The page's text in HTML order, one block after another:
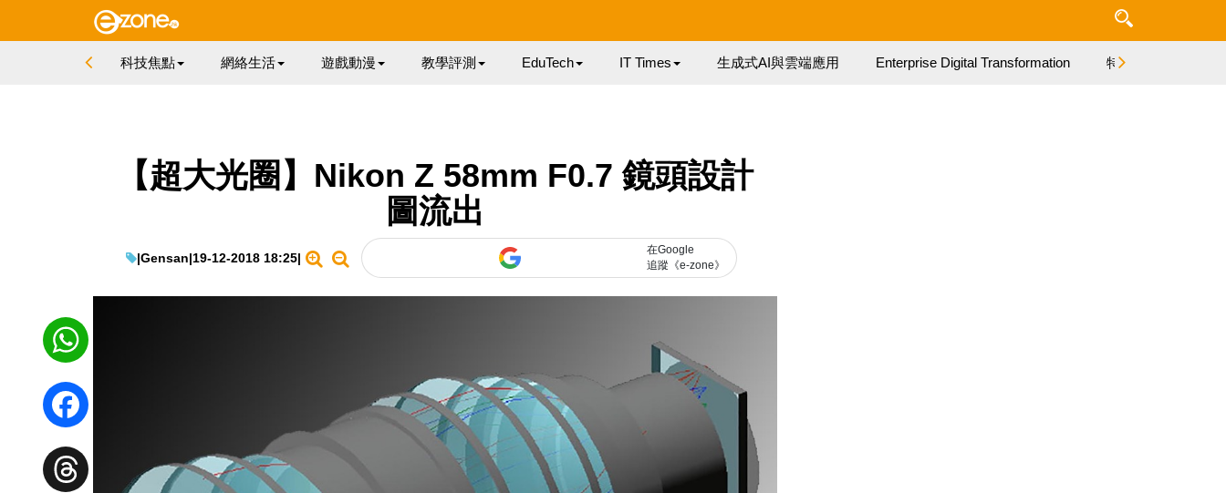
科技焦點 網絡生活 遊戲動漫 教學評測 EduTech IT Times 生成式AI與雲端應用 Enterprise Digital Transformation 特集
【超大光圈】Nikon Z 58mm F0.7 鏡頭設計
圖流出
|Gensan|19-12-2018 18:25|
在Google
追蹤《e-zone》
WhatsApp
Facebook